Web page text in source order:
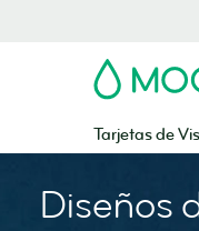
MOO
Tarjetas de
Diseños